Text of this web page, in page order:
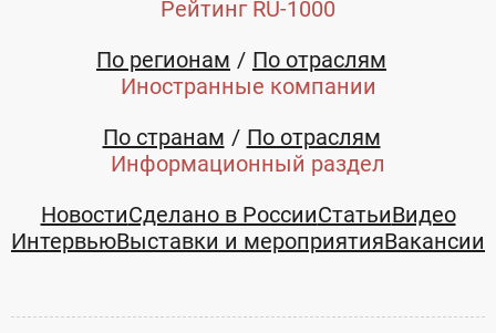
+7 (351)
2613089
2613089
Рейтинг RU-1000
По регионам
По отраслям
Иностранные компании
По странам
По отраслям
Информационный раздел
НовостиСделано в РоссииСтатьиВидео
ИнтервьюВыставки и мероприятияВакансии